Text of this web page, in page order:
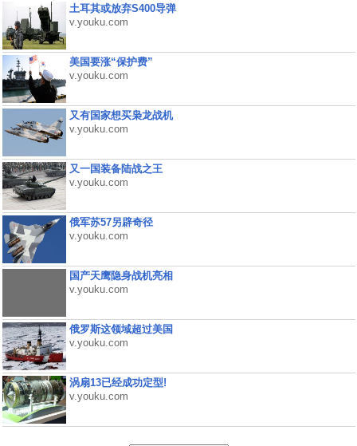
土耳其或放弃S400导弹
v.youku.com
美国要涨“保护费”
v.youku.com
又有国家想买枭龙战机
v.youku.com
又一国装备陆战之王
v.youku.com
俄军苏57另辟奇径
v.youku.com
国产天鹰隐身战机亮相
v.youku.com
俄罗斯这领域超过美国
v.youku.com
涡扇13已经成功定型!
v.youku.com